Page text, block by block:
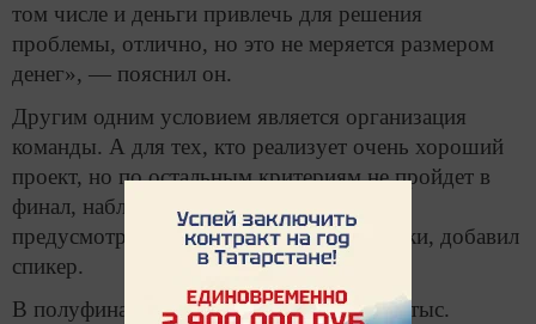
том числе и деньги привлечь для решения
проблемы, отлично, но это не меряется размером
денег», — пояснил он.
Другим одним условием является организация
команды. А для тех, кто реализует очень хороший
проект, но по остальным критериям не пройдет в
финал, наблюдательный совет конкурса
предусмотрит призы и систему поддержки, добавил
спикер.
В полуфинал конкурса вышли около 3,3 тыс.